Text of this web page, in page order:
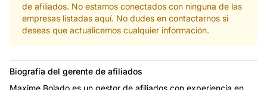
de afiliados. No estamos conectados con ninguna de las
empresas listadas aquí. No dudes en contactarnos si
deseas que actualicemos cualquier información.
Biografía del gerente de afiliados
Maxime Bolado es un gestor de afiliados con experiencia en